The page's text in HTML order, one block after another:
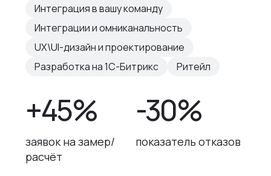
Интеграция в вашу команду
Интеграции и омниканальность
UX\UI-дизайн и проектирование
Разработка на 1С-Битрикс
Ритейл
+45%
заявок на замер/
расчёт
-30%
показатель отказов